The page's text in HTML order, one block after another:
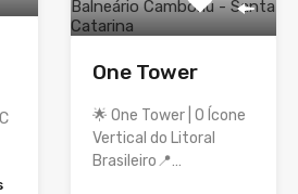
One Tower
🌟 One Tower | O Ícone
Vertical do Litoral
Brasileiro📍…